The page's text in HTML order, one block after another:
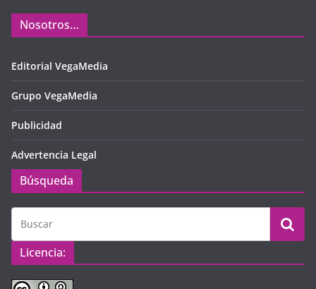
Nosotros…
Editorial VegaMedia
Grupo VegaMedia
Publicidad
Advertencia Legal
Búsqueda
Licencia: